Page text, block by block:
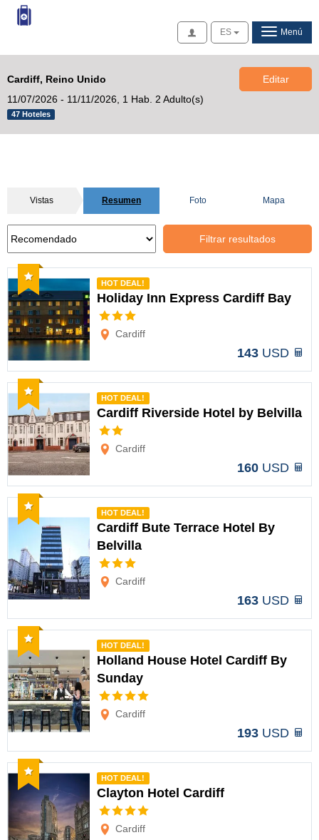
AccesoES Menú
Cardiff, Reino Unido
11/07/2026 - 11/11/2026,
1 Hab. 2 Adulto(s)
47 Hoteles
Editar
Vistas Resumen Foto Mapa
Filtrar resultados
Recomendado
HOT DEAL!
Holiday Inn Express Cardiff Bay
Cardiff
143 USD
Recomendado
HOT DEAL!
Cardiff Riverside Hotel by Belvilla
Cardiff
160 USD
Recomendado
HOT DEAL!
Cardiff Bute Terrace Hotel By
Belvilla
Cardiff
163 USD
Recomendado
HOT DEAL!
Holland House Hotel Cardiff By
Sunday
Cardiff
193 USD
Recomendado
HOT DEAL!
Clayton Hotel Cardiff
Cardiff